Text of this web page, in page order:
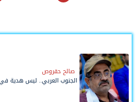
صالح حقروص
الجنوب العربي.. ليس هدية